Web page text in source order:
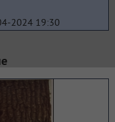
2024 19:30